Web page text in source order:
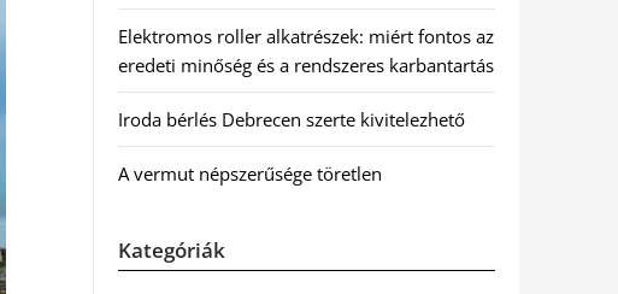
Elektromos roller alkatrészek: miért fontos az
eredeti minőség és a rendszeres karbantartás
Iroda bérlés Debrecen szerte kivitelezhető
A vermut népszerűsége töretlen
Kategóriák